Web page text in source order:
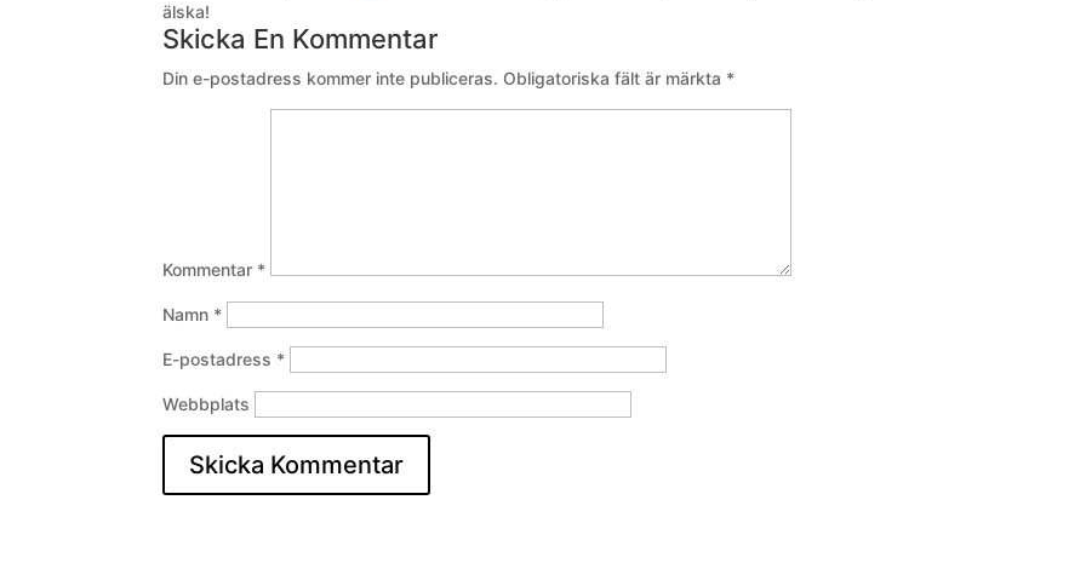
älska!
Skicka En Kommentar
Din e-postadress kommer inte publiceras. Obligatoriska fält är märkta *
Kommentar *
Namn *
E-postadress *
Webbplats